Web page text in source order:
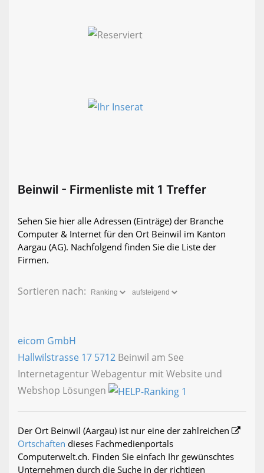
Beinwil - Firmenliste mit 1 Treffer
Sehen Sie hier alle Adressen (Einträge) der Branche
Computer & Internet für den Ort Beinwil im Kanton
Aargau (AG). Nachfolgend finden Sie die Liste der
Firmen.
Sortieren nach:
eicom GmbH
Hallwilstrasse 17 5712 Beinwil am See
Internetagentur Webagentur mit Website und
Webshop Lösungen
Der Ort Beinwil (Aargau) ist nur eine der zahlreichen
Ortschaften dieses Fachmedienportals
Computerwelt.ch. Finden Sie einfach Ihr gewünschtes
Unternehmen durch die Suche in der richtigen